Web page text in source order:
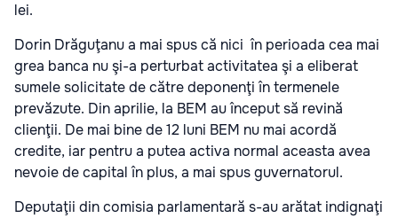
lei.
Dorin Drăguţanu a mai spus că nici în perioada cea mai
grea banca nu şi-a perturbat activitatea şi a eliberat
sumele solicitate de către deponenţi în termenele
prevăzute. Din aprilie, la BEM au început să revină
clienţii. De mai bine de 12 luni BEM nu mai acordă
credite, iar pentru a putea activa normal aceasta avea
nevoie de capital în plus, a mai spus guvernatorul.
Deputaţii din comisia parlamentară s-au arătat indignaţi